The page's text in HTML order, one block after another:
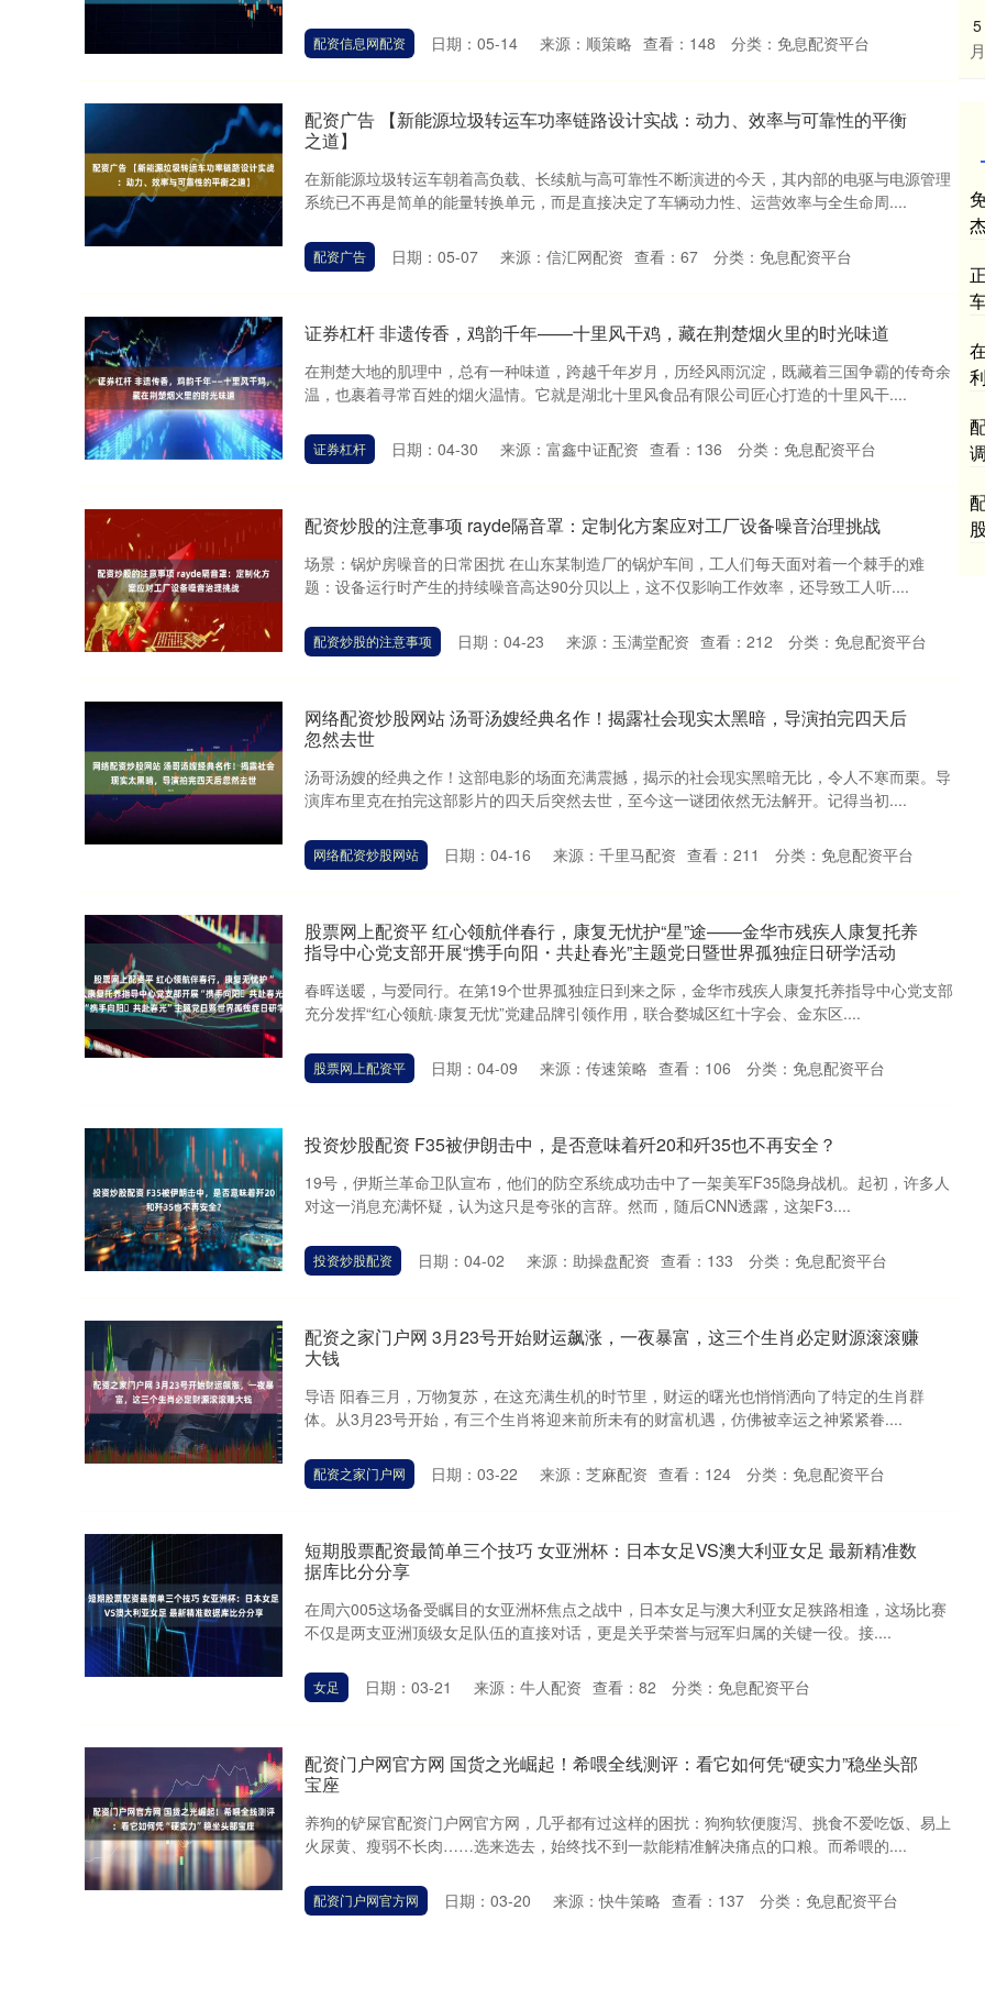
配资信息网配资 日期：05-14 来源：顺策略 查看： 148 分类： 免息配资平台
配资广告 【新能源垃圾转运车功率链路设计实战：动力、效率与可靠性的平衡
之道】
在新能源垃圾转运车朝着高负载、长续航与高可靠性不断演进的今天，其内部的电驱与电源管理
系统已不再是简单的能量转换单元，而是直接决定了车辆动力性、运营效率与全生命周....
配资广告 日期：05-07 来源：信汇网配资 查看： 67 分类： 免息配资平台
证券杠杆 非遗传香，鸡韵千年——十里风干鸡，藏在荆楚烟火里的时光味道
在荆楚大地的肌理中，总有一种味道，跨越千年岁月，历经风雨沉淀，既藏着三国争霸的传奇余
温，也裹着寻常百姓的烟火温情。它就是湖北十里风食品有限公司匠心打造的十里风干....
证券杠杆 日期：04-30 来源：富鑫中证配资 查看： 136 分类： 免息配资平台
配资炒股的注意事项 rayde隔音罩：定制化方案应对工厂设备噪音治理挑战
场景：锅炉房噪音的日常困扰 在山东某制造厂的锅炉车间，工人们每天面对着一个棘手的难
题：设备运行时产生的持续噪音高达90分贝以上，这不仅影响工作效率，还导致工人听....
配资炒股的注意事项 日期：04-23 来源：玉满堂配资 查看： 212 分类： 免息配资平台
网络配资炒股网站 汤哥汤嫂经典名作！揭露社会现实太黑暗，导演拍完四天后
忽然去世
汤哥汤嫂的经典之作！这部电影的场面充满震撼，揭示的社会现实黑暗无比，令人不寒而栗。导
演库布里克在拍完这部影片的四天后突然去世，至今这一谜团依然无法解开。记得当初....
网络配资炒股网站 日期：04-16 来源：千里马配资 查看： 211 分类： 免息配资平台
股票网上配资平 红心领航伴春行，康复无忧护“星”途——金华市残疾人康复托养
指导中心党支部开展“携手向阳・共赴春光”主题党日暨世界孤独症日研学活动
春晖送暖，与爱同行。在第19个世界孤独症日到来之际，金华市残疾人康复托养指导中心党支部
充分发挥“红心领航·康复无忧”党建品牌引领作用，联合婺城区红十字会、金东区....
股票网上配资平 日期：04-09 来源：传速策略 查看： 106 分类： 免息配资平台
投资炒股配资 F35被伊朗击中，是否意味着歼20和歼35也不再安全？
19号，伊斯兰革命卫队宣布，他们的防空系统成功击中了一架美军F35隐身战机。起初，许多人
对这一消息充满怀疑，认为这只是夸张的言辞。然而，随后CNN透露，这架F3....
投资炒股配资 日期：04-02 来源：助操盘配资 查看： 133 分类： 免息配资平台
配资之家门户网 3月23号开始财运飙涨，一夜暴富，这三个生肖必定财源滚滚赚
大钱
导语 阳春三月，万物复苏，在这充满生机的时节里，财运的曙光也悄悄洒向了特定的生肖群
体。从3月23号开始，有三个生肖将迎来前所未有的财富机遇，仿佛被幸运之神紧紧眷....
配资之家门户网 日期：03-22 来源：芝麻配资 查看： 124 分类： 免息配资平台
短期股票配资最简单三个技巧 女亚洲杯：日本女足VS澳大利亚女足 最新精准数
据库比分分享
在周六005这场备受瞩目的女亚洲杯焦点之战中，日本女足与澳大利亚女足狭路相逢，这场比赛
不仅是两支亚洲顶级女足队伍的直接对话，更是关乎荣誉与冠军归属的关键一役。接....
女足 日期：03-21 来源：牛人配资 查看： 82 分类： 免息配资平台
配资门户网官方网 国货之光崛起！希喂全线测评：看它如何凭“硬实力”稳坐头部
宝座
养狗的铲屎官配资门户网官方网，几乎都有过这样的困扰：狗狗软便腹泻、挑食不爱吃饭、易上
火尿黄、瘦弱不长肉……选来选去，始终找不到一款能精准解决痛点的口粮。而希喂的....
配资门户网官方网 日期：03-20 来源：快牛策略 查看： 137 分类： 免息配资平台
5